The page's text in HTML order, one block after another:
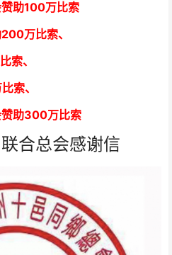
助100万比索
200万比索、
索、
索、
赞助300万比索
合总会感谢信